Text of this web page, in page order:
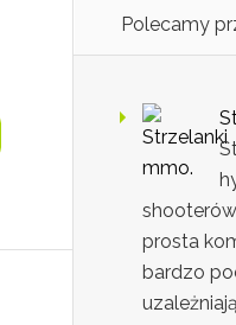
Polecamy
prosta
bardzo